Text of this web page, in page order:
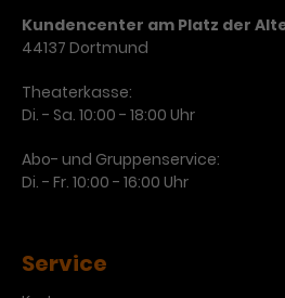
Zweck
gesendet.
unterbunden.
Name
Laufzeit 1 Jahr
Zweck
Kundencenter am Platz der
44137 Dortmund
Theaterkasse:
Di. - Sa. 10:00 - 18:00 Uhr
Abo- und Gruppenservice:
Di. - Fr. 10:00 - 16:00 Uhr
Service